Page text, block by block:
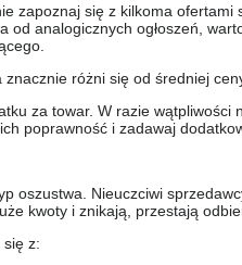
zapoznaj się z kilkoma
od analogicznych ogłoszeń,
różni się od średniej
za towar. W razie
poprawność i zadawaj
oszustwa. Nieuczciwi
kwoty i znikają, przestają
się z: